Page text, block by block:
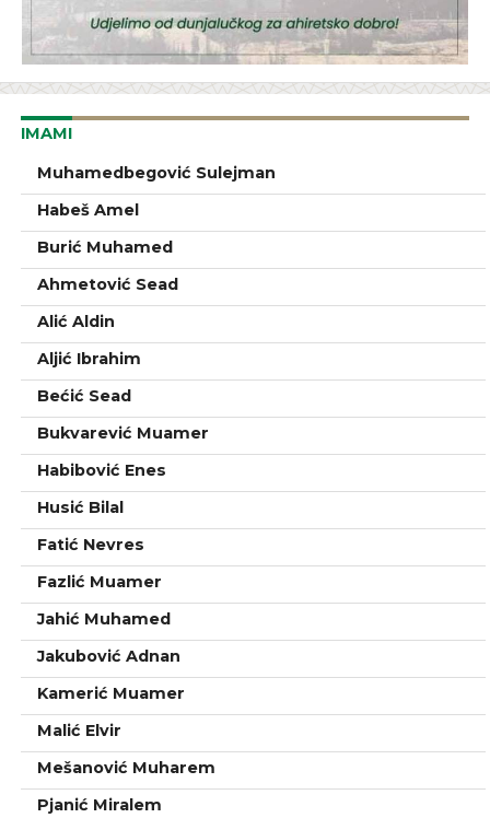
IMAMI
Muhamedbegović Sulejman
Habeš Amel
Burić Muhamed
Ahmetović Sead
Alić Aldin
Aljić Ibrahim
Bećić Sead
Bukvarević Muamer
Habibović Enes
Husić Bilal
Fatić Nevres
Fazlić Muamer
Jahić Muhamed
Jakubović Adnan
Kamerić Muamer
Malić Elvir
Mešanović Muharem
Pjanić Miralem